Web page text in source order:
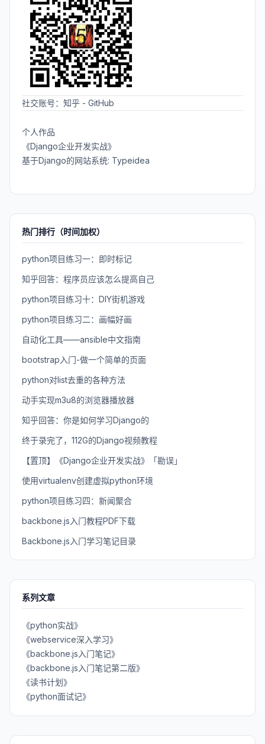
社交账号： 知乎 - GitHub
个人作品
《Django企业开发实战》
基于Django的网站系统: Typeidea
热门排行（时间加权）
python项目练习一：即时标记
知乎回答：程序员应该怎么提高自己
python项目练习十：DIY街机游戏
python项目练习二：画幅好画
自动化工具——ansible中文指南
bootstrap入门-做一个简单的页面
python对list去重的各种方法
动手实现m3u8的浏览器播放器
知乎回答：你是如何学习Django的
终于录完了，112G的Django视频教程
【置顶】《Django企业开发实战》「勘误」
使用virtualenv创建虚拟python环境
python项目练习四：新闻聚合
backbone.js入门教程PDF下载
Backbone.js入门学习笔记目录
系列文章
《python实战》
《webservice深入学习》
《backbone.js入门笔记》
《backbone.js入门笔记第二版》
《读书计划》
《python面试记》